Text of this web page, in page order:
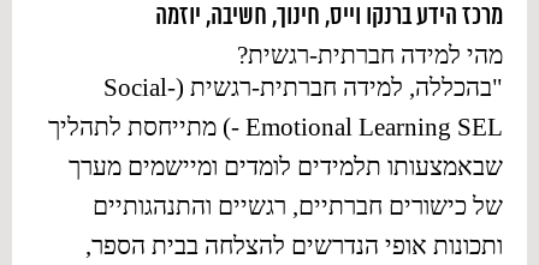
מרכז הידע ברנקו וייס, חינוך, חשיבה, יוזמה
מהי למידה חברתית-רגשית?
"בהכללה, למידה חברתית-רגשית (Social-
Emotional Learning SEL -) מתייחסת לתהליך
שבאמצעותו תלמידים לומדים ומיישמים מערך
של כישורים חברתיים, רגשיים והתנהגותיים
ותכונות אופי הנדרשים להצלחה בבית הספר,